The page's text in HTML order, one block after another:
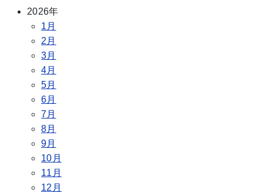
2026年
1月
2月
3月
4月
5月
6月
7月
8月
9月
10月
11月
12月